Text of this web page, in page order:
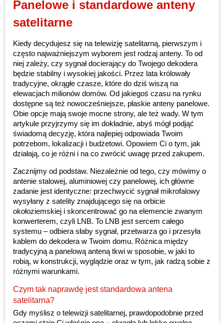
Panelowe i standardowe anteny
satelitarne
Kiedy decydujesz się na telewizję satelitarną, pierwszym i
często najważniejszym wyborem jest rodzaj anteny. To od
niej zależy, czy sygnał docierający do Twojego dekodera
będzie stabilny i wysokiej jakości. Przez lata królowały
tradycyjne, okrągłe czasze, które do dziś wiszą na
elewacjach milionów domów. Od jakiegoś czasu na rynku
dostępne są też nowocześniejsze, płaskie anteny panelowe.
Obie opcje mają swoje mocne strony, ale też wady. W tym
artykule przyjrzymy się im dokładnie, abyś mógł podjąć
świadomą decyzję, która najlepiej odpowiada Twoim
potrzebom, lokalizacji i budżetowi. Opowiem Ci o tym, jak
działają, co je różni i na co zwrócić uwagę przed zakupem.
Zacznijmy od podstaw. Niezależnie od tego, czy mówimy o
antenie stalowej, aluminiowej czy panelowej, ich główne
zadanie jest identyczne: przechwycić sygnał mikrofalowy
wysyłany z satelity znajdującego się na orbicie
okołoziemskiej i skoncentrować go na elemencie zwanym
konwerterem, czyli LNB. To LNB jest sercem całego
systemu – odbiera słaby sygnał, przetwarza go i przesyła
kablem do dekodera w Twoim domu. Różnica między
tradycyjną a panelową anteną tkwi w sposobie, w jaki to
robią, w konstrukcji, wyglądzie oraz w tym, jak radzą sobie z
różnymi warunkami.
Czym tak naprawdę jest standardowa antena
satelitarna?
Gdy myślisz o telewizji satelitarnej, prawdopodobnie przed